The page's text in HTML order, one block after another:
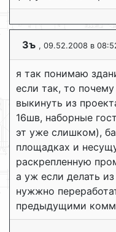
3ъ , 09.52.2008 в
я так понимаю
если так, то
выкинуть из
16шв, наборные
эт уже слишком),
площадках и
раскрепленную
а уж если делать
нужжно
предыдущими